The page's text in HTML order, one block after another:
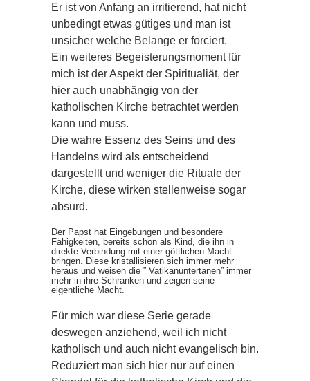
Er ist von Anfang an irritierend, hat nicht
unbedingt etwas gütiges und man ist
unsicher welche Belange er forciert.
Ein weiteres Begeisterungsmoment für
mich ist der Aspekt der Spiritualiät, der
hier auch unabhängig von der
katholischen Kirche betrachtet werden
kann und muss.
Die wahre Essenz des Seins und des
Handelns wird als entscheidend
dargestellt und weniger die Rituale der
Kirche, diese wirken stellenweise sogar
absurd.
Der Papst hat Eingebungen und besondere
Fähigkeiten, bereits schon als Kind, die ihn in
direkte Verbindung mit einer göttlichen Macht
bringen. Diese kristallisieren sich immer mehr
heraus und weisen die ” Vatikanuntertanen” immer
mehr in ihre Schranken und zeigen seine
eigentliche Macht.
Für mich war diese Serie gerade
deswegen anziehend, weil ich nicht
katholisch und auch nicht evangelisch bin.
Reduziert man sich hier nur auf einen